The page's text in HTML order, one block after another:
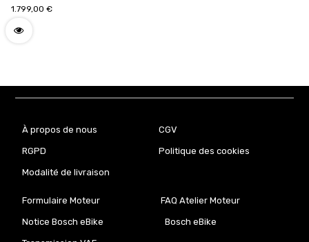
1.799,00 €
À propos de nous CGV
RGPD Politique des cookies
Modalité de livraison
Formulaire Moteur FAQ Atelier Moteur
Notice Bosch eBike Bosch eBike